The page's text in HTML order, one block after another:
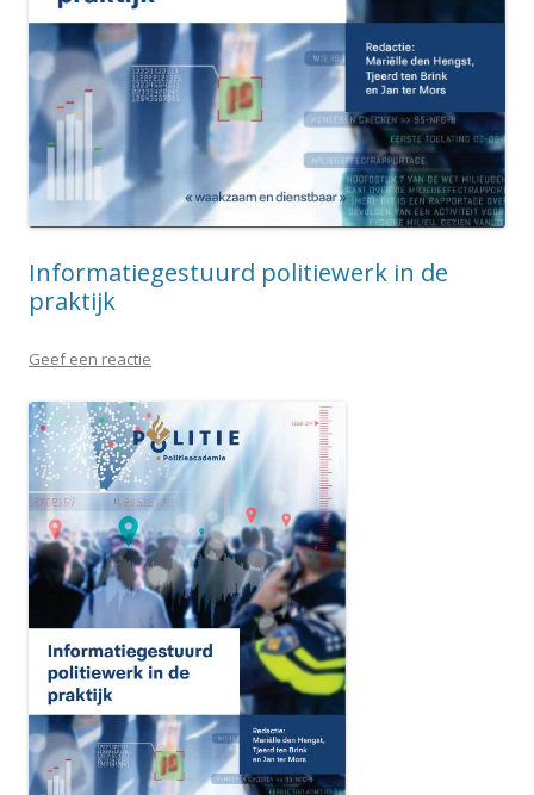
Informatiegestuurd politiewerk in de
praktijk
Geef een reactie